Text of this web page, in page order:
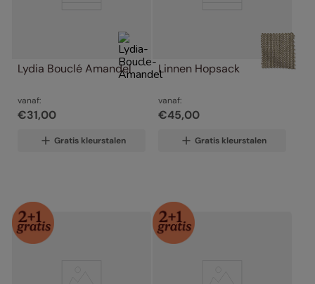
Lydia Bouclé Amandel
vanaf:
€31,00
Gratis kleurstalen
Linnen Hopsack
vanaf:
€45,00
Gratis kleurstalen